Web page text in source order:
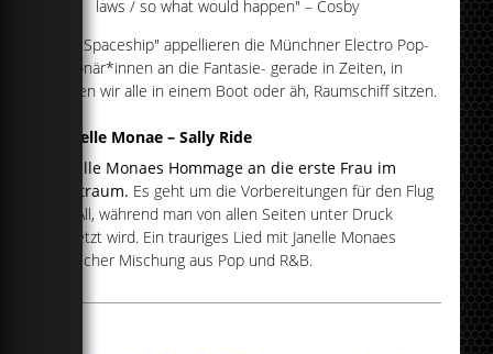
laws / so what would happen" – Cosby
Mit "Spaceship" appellieren die Münchner Electro Pop-
Visionär*innen an die Fantasie- gerade in Zeiten, in
denen wir alle in einem Boot oder äh, Raumschiff sitzen.
Janelle Monae – Sally Ride
Janelle Monaes Hommage an die erste Frau im
Weltraum. Es geht um die Vorbereitungen für den Flug
ins All, während man von allen Seiten unter Druck
gesetzt wird. Ein trauriges Lied mit Janelle Monaes
typischer Mischung aus Pop und R&B.